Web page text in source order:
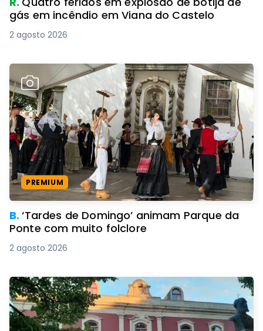
gás em incêndio em Viana do Castelo
2 agosto 2026
PREMIUM
B.‘Tardes de Domingo’ animam Parque da
Ponte com muito folclore
2 agosto 2026